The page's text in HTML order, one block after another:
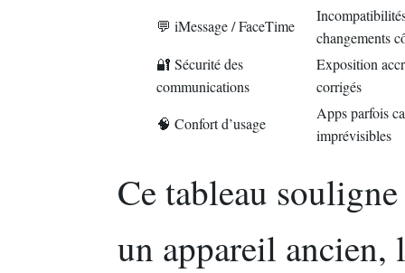
💬 iMessage / FaceTime
changements
🔐 Sécurité des
communications
Exposition
corrigés
🧠 Confort d’usage
Apps parfois
imprévisibles
Ce tableau
un appareil ancien,